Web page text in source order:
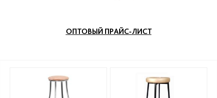
ОПТОВЫЙ ПРАЙС-ЛИСТ